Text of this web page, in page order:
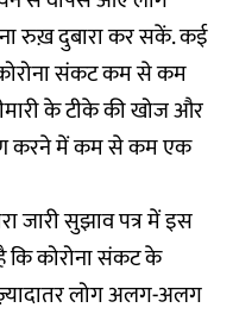
रुख़ दुबारा कर सकें. कई
संकट कम से कम
के टीके की खोज और
करने में कम से कम एक
जारी सुझाव पत्र में इस
कि कोरोना संकट के
लोग अलग-अलग